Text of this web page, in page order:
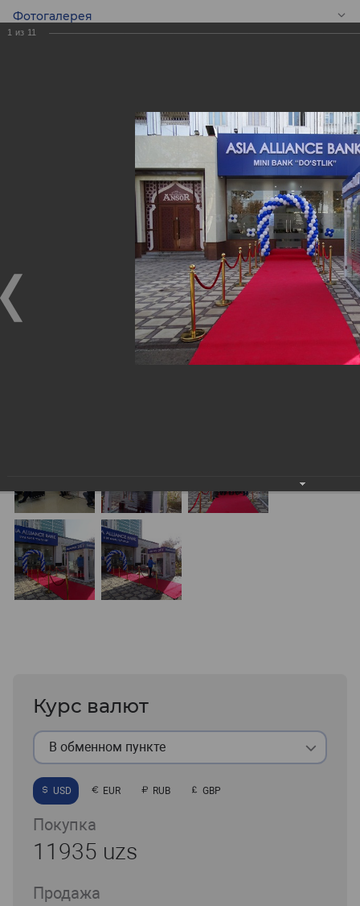
Фотогалерея
Новый Мини банк
«Дустлик»!
Новый Мини банк «Дустлик»!
Курс валют
В обменном пункте
USD EUR RUB GBP
Покупка
11935 uzs
Продажа
1 из 11